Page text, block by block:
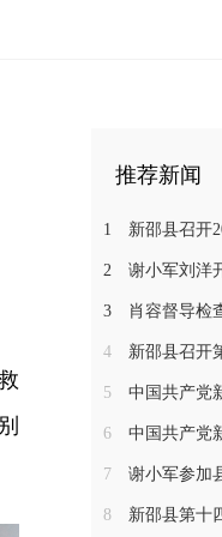
推荐新闻
1 新邵县召开
2 谢小军刘洋
3 肖容督导检
4 新邵县召开第五
5 中国共产党
6 中国共产党新邵
7 谢小军参加县
8 新邵县第十